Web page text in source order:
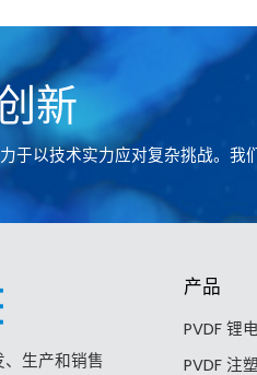
新
于以技术实力应对复杂挑战。
生产和销售
产品
PVDF 锂
PVDF 注